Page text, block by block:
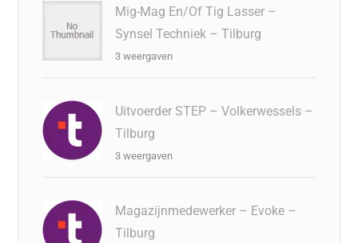
Mig-Mag En/Of Tig Lasser –
Synsel Techniek – Tilburg
3 weergaven
Uitvoerder STEP – Volkerwessels –
Tilburg
3 weergaven
Magazijnmedewerker – Evoke –
Tilburg